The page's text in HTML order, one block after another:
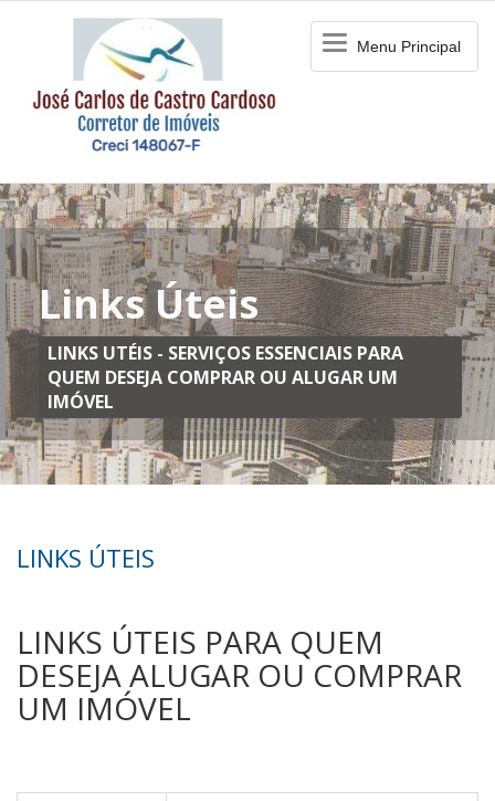
MenuMenu Principal
Links Úteis
LINKS UTÉIS - SERVIÇOS ESSENCIAIS PARA
QUEM DESEJA COMPRAR OU ALUGAR UM
IMÓVEL
LINKS ÚTEIS
LINKS ÚTEIS PARA QUEM
DESEJA ALUGAR OU COMPRAR
UM IMÓVEL